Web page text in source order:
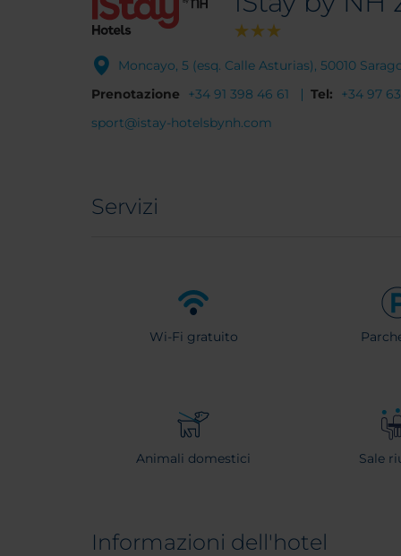
Moncayo, 5 (esq. Calle Asturias), 50010
Prenotazione
+34 91 398 46 61 Tel:
+34 97
sport@istay-hotelsbynh.com
Servizi
Wi-Fi gratuito
Animali domestici Sale
Informazioni dell'hotel